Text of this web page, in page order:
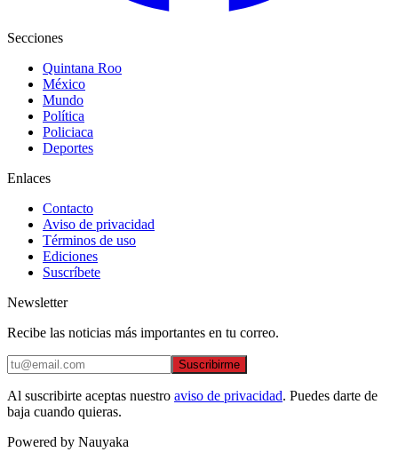
Secciones
Quintana Roo
México
Mundo
Política
Policiaca
Deportes
Enlaces
Contacto
Aviso de privacidad
Términos de uso
Ediciones
Suscríbete
Newsletter
Recibe las noticias más importantes en tu correo.
Suscribirme
Al suscribirte aceptas nuestro aviso de privacidad. Puedes darte de
baja cuando quieras.
Powered by Nauyaka